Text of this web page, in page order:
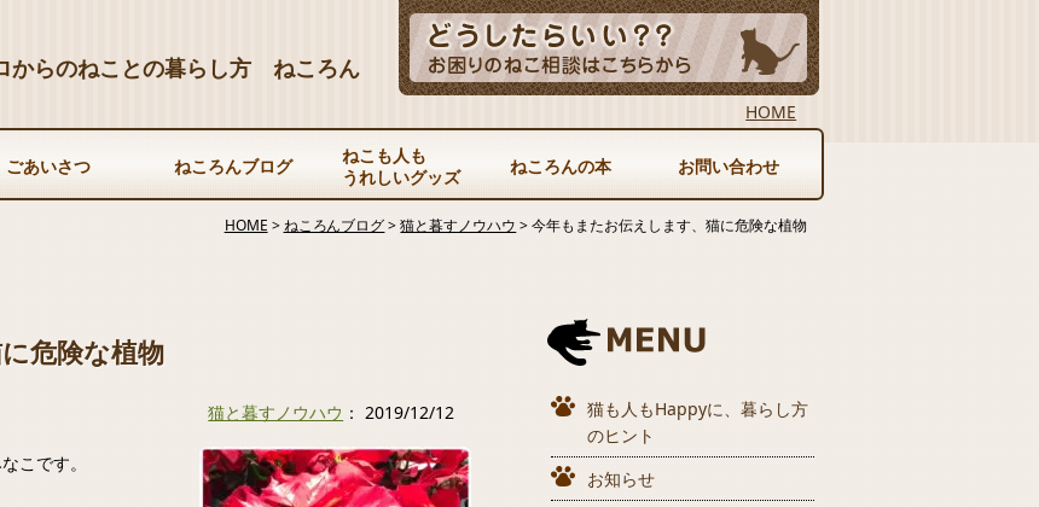
からのねことの暮らし方 ねころん
HOME
ごあいさつ ねころんブログ
ねこも人も
うれしいグッズ
ねころんの本 お問い合わせ
HOME >ねころんブログ>猫と暮すノウハウ >今年もまたお伝えします、猫に危険な植物
危険な植物
猫と暮すノウハウ ： 2019/12/12
こです。
猫も人もHappyに、暮らし方
のヒント
お知らせ